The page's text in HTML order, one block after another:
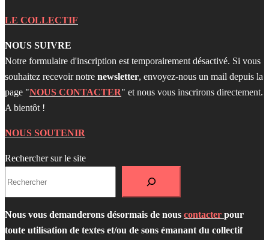
LE COLLECTIF
NOUS SUIVRE
Notre formulaire d'inscription est temporairement désactivé. Si vous
souhaitez recevoir notre newsletter, envoyez-nous un mail depuis la
page "NOUS CONTACTER" et nous vous inscrirons directement.
A bientôt !
NOUS SOUTENIR
Rechercher sur le site
Nous vous demanderons désormais de nous contacter pour
toute utilisation de textes et/ou de sons émanant du collectif